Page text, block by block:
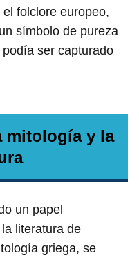
folclore europeo,
símbolo de pureza
ser capturado
mitología y la
un papel
literatura de
griega, se